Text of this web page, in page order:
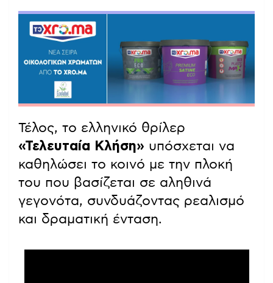
Τέλος, το ελληνικό θρίλερ
«Τελευταία Κλήση» υπόσχεται να
καθηλώσει το κοινό με την πλοκή
του που βασίζεται σε αληθινά
γεγονότα, συνδυάζοντας ρεαλισμό
και δραματική ένταση.